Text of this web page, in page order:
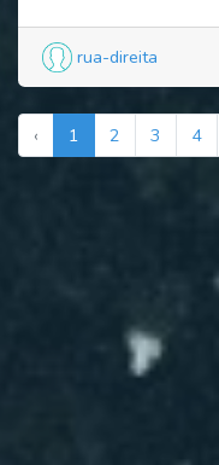
rua-direita
‹ 1 2 3 4